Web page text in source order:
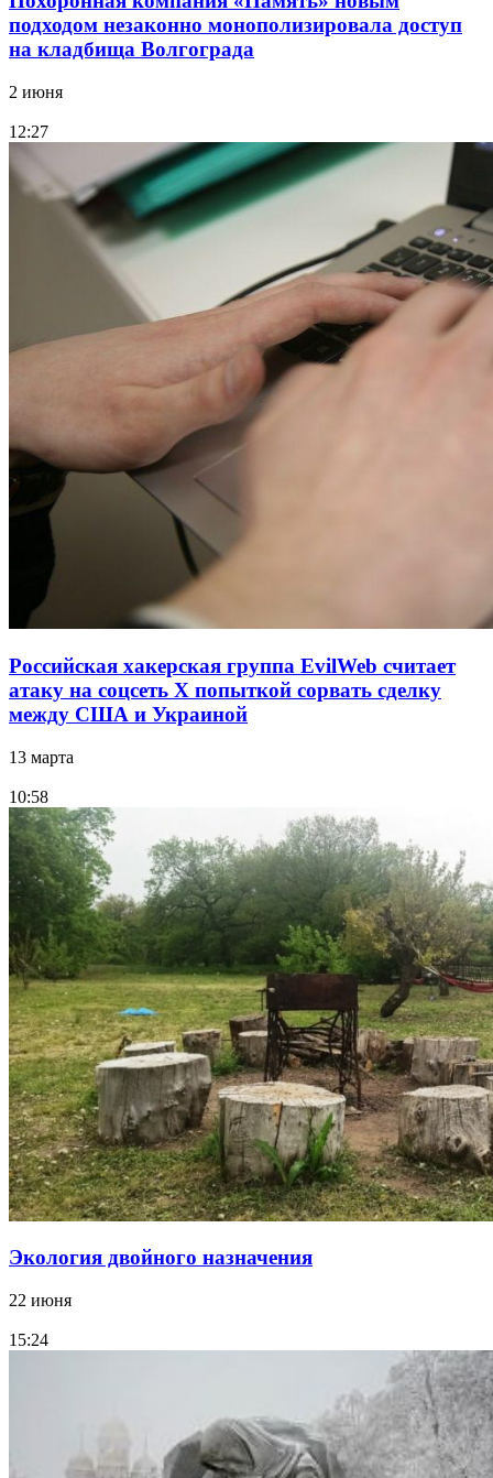
подходом незаконно монополизировала доступ
на кладбища Волгограда
2 июня
12:27
Российская хакерская группа EvilWeb считает
атаку на соцсеть Х попыткой сорвать сделку
между США и Украиной
13 марта
10:58
Экология двойного назначения
22 июня
15:24